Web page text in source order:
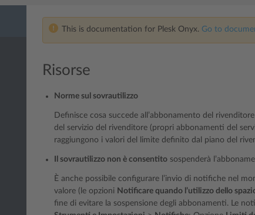
This is documentation for Plesk Onyx. Go to
Risorse
Norme sul sovrautilizzo
Definisce cosa succede all’abbonamento del
del servizio del rivenditore (propri abbonamenti del
raggiungono i valori del limite definito dal piano del
Il sovrautilizzo non è consentito sospenderà
È anche possibile configurare l’invio di notifiche nel
valore (le opzioni Notificare quando l’utilizzo dello
fine di evitare la sospensione degli abbonamenti. Le